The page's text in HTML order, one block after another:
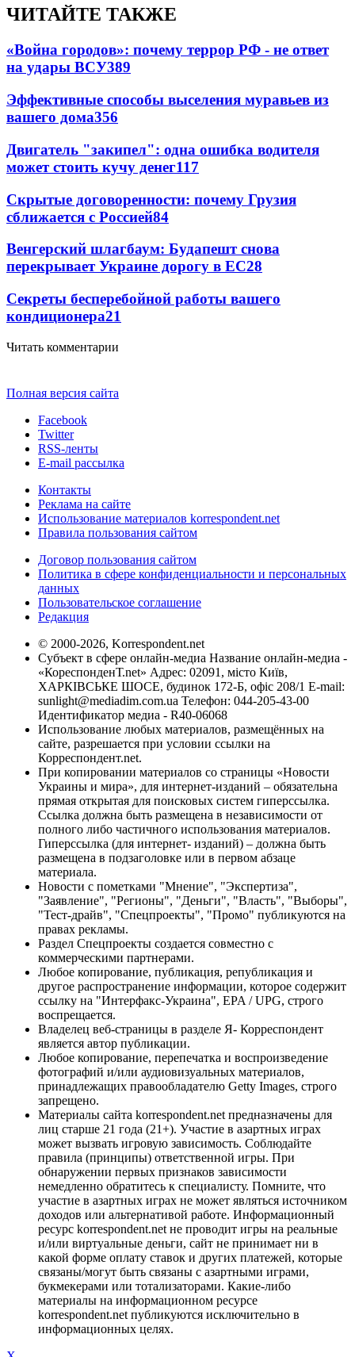
ЧИТАЙТЕ ТАКЖЕ
«Война городов»: почему террор РФ - не ответ
на удары ВСУ389
Эффективные способы выселения муравьев из
вашего дома356
Двигатель "закипел": одна ошибка водителя
может стоить кучу денег117
Скрытые договоренности: почему Грузия
сближается с Россией84
Венгерский шлагбаум: Будапешт снова
перекрывает Украине дорогу в ЕС28
Секреты бесперебойной работы вашего
кондиционера21
Читать комментарии
Полная версия сайта
Facebook
Twitter
RSS-ленты
E-mail рассылка
Контакты
Реклама на сайте
Использование материалов korrespondent.net
Правила пользования сайтом
Договор пользования сайтом
Политика в сфере конфиденциальности и персональных
данных
Пользовательское соглашение
Редакция
© 2000-2026, Korrespondent.net
Субъект в сфере онлайн-медиа Название онлайн-медиа -
«КореспонденТ.net» Адрес: 02091, місто Київ,
ХАРКІВСЬКЕ ШОСЕ, будинок 172-Б, офіс 208/1 E-mail:
sunlight@mediadim.com.ua Телефон: 044-205-43-00
Идентификатор медиа - R40-06068
Использование любых материалов, размещённых на
сайте, разрешается при условии ссылки на
Корреспондент.net.
При копировании материалов со страницы «Новости
Украины и мира», для интернет-изданий – обязательна
прямая открытая для поисковых систем гиперссылка.
Ссылка должна быть размещена в независимости от
полного либо частичного использования материалов.
Гиперссылка (для интернет- изданий) – должна быть
размещена в подзаголовке или в первом абзаце
материала.
Новости с пометками "Мнение", "Экспертиза",
"Заявление", "Регионы", "Деньги", "Власть", "Выборы",
"Тест-драйв", "Спецпроекты", "Промо" публикуются на
правах рекламы.
Раздел Спецпроекты создается совместно с
коммерческими партнерами.
Любое копирование, публикация, републикация и
другое распространение информации, которое содержит
ссылку на "Интерфакс-Украина", EPA / UPG, строго
воспрещается.
Владелец веб-страницы в разделе Я- Корреспондент
является автор публикации.
Любое копирование, перепечатка и воспроизведение
фотографий и/или аудиовизуальных материалов,
принадлежащих правообладателю Getty Images, строго
запрещено.
Материалы сайта korrespondent.net предназначены для
лиц старше 21 года (21+). Участие в азартных играх
может вызвать игровую зависимость. Соблюдайте
правила (принципы) ответственной игры. При
обнаружении первых признаков зависимости
немедленно обратитесь к специалисту. Помните, что
участие в азартных играх не может являться источником
доходов или альтернативой работе. Информационный
ресурс korrespondent.net не проводит игры на реальные
и/или виртуальные деньги, сайт не принимает ни в
какой форме оплату ставок и других платежей, которые
связаны/могут быть связаны с азартными играми,
букмекерами или тотализаторами. Какие-либо
материалы на информационном ресурсе
korrespondent.net публикуются исключительно в
информационных целях.